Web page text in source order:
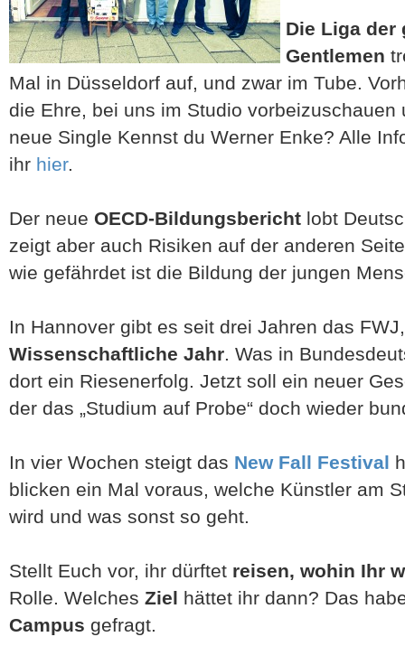
Die Liga der
Gentlemen
Mal in Düsseldorf auf, und zwar im Tube.
die Ehre, bei uns im Studio vorbeizuschauen
neue Single Kennst du Werner Enke? Alle
ihr hier.
Der neue OECD-Bildungsbericht lobt
zeigt aber auch Risiken auf der anderen
wie gefährdet ist die Bildung der jungen
In Hannover gibt es seit drei Jahren das
Wissenschaftliche Jahr. Was in
dort ein Riesenerfolg. Jetzt soll ein neuer
der das „Studium auf Probe“ doch wieder
In vier Wochen steigt das New Fall Festival
blicken ein Mal voraus, welche Künstler am
wird und was sonst so geht.
Stellt Euch vor, ihr dürftet reisen, wohin Ihr
Rolle. Welches Ziel hättet ihr dann? Das
Campus gefragt.